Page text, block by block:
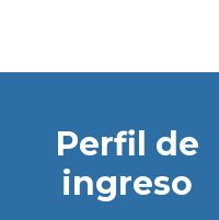
Perfil de
ingreso